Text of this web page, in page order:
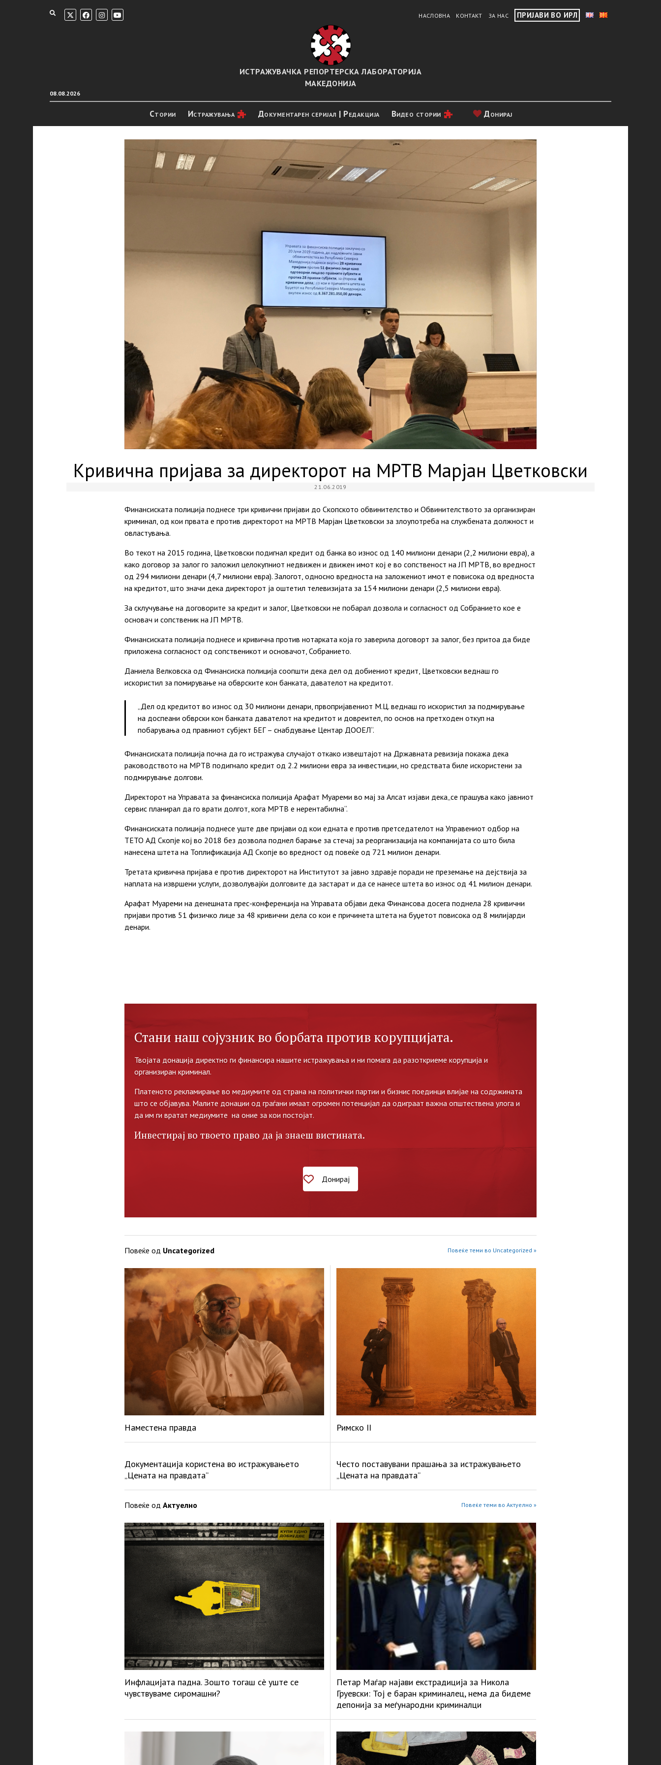
НАСЛОВНА КОНТАКТ ЗА НАС ПРИЈАВИ ВО ИРЛ
08.08.2026
ИСТРАЖУВАЧКА РЕПОРТЕРСКА ЛАБОРАТОРИЈА
МАКЕДОНИЈА
Стории Истражувањa Документарен серијал | Редакција Видео стории Донирај
Кривична пријава за директорот на МРТВ Марјан Цветковски
21.06.2019
Финансиската полиција поднесе три кривични пријави до Скопското обвинителство и Обвинителството за организиран
криминал, од кои првата е против директорот на МРТВ Марјан Цветковски за злоупотреба на службената должност и
овластувања.
Во текот на 2015 година, Цветковски подигнал кредит од банка во износ од 140 милиони денари (2,2 милиони евра), а
како договор за залог го заложил целокупниот недвижен и движен имот кој е во сопственост на ЈП МРТВ, во вредност
од 294 милиони денари (4,7 милиони евра). Залогот, односно вредноста на заложениот имот е повисока од вредноста
на кредитот, што значи дека директорот ја оштетил телевизијата за 154 милиони денари (2,5 милиони евра).
За склучување на договорите за кредит и залог, Цветковски не побарал дозвола и согласност од Собранието кое е
основач и сопственик на ЈП МРТВ.
Финансиската полиција поднесе и кривична против нотарката која го заверила договорт за залог, без притоа да биде
приложена согласност од сопственикот и основачот, Собранието.
Даниела Велковска од Финансиска полиција соопшти дека дел од добиениот кредит, Цветковски веднаш го
искористил за помирување на обврските кон банката, давателот на кредитот.
„Дел од кредитот во износ од 30 милиони денари, првопријавениот М.Ц. веднаш го искористил за подмирување
на доспеани обврски кон банката давателот на кредитот и довреител, по основ на претходен откуп на
побарувања од правниот субјект БЕГ – снабдување Центар ДООЕЛ“.
Финансиската полиција почна да го истражува случајот откако извештајот на Државната ревизија покажа дека
раководството на МРТВ подигнало кредит од 2.2 милиони евра за инвестиции, но средствата биле искористени за
подмирување долгови.
Директорот на Управата за финансиска полиција Арафат Муареми во мај за Алсат изјави дека„се прашува како јавниот
сервис планирал да го врати долгот, кога МРТВ е нерентабилна“.
Финансиската полиција поднесе уште две пријави од кои едната е против претседателот на Управениот одбор на
ТЕТО АД Скопје кој во 2018 без дозвола поднел барање за стечај за реорганизација на компанијата со што била
нанесена штета на Топлификација АД Скопје во вредност од повеќе од 721 милион денари.
Третата кривична пријава е против директорот на Институтот за јавно здравје поради не преземање на дејствија за
наплата на извршени услуги, дозволувајќи долговите да застарат и да се нанесе штета во износ од 41 милион денари.
Арафат Муареми на денешната прес-конференција на Управата објави дека Финансова досега поднела 28 кривични
пријави против 51 физичко лице за 48 кривични дела со кои е причинета штета на буџетот повисока од 8 милијарди
денари.
Стани наш сојузник во борбата против корупцијата.
Твојата донација директно ги финансира нашите истражувања и ни помага да разоткриеме корупција и
организиран криминал.
Платеното рекламирање во медиумите од страна на политички партии и бизнис поединци влијае на содржината
што се објавува. Малите донации од граѓани имаат огромен потенцијал да одиграат важна општествена улога и
да им ги вратат медиумите на оние за кои постојат.
Инвестирај во твоето право да ја знаеш вистината.
Донирај
Повеќе од Uncategorized Повеќе теми во Uncategorized »
Наместена правда Римско II
Документација користена во истражувањето
„Цената на правдата”
Често поставувани прашања за истражувањето
„Цената на правдата”
Повеќе од Актуелно Повеќе теми во Актуелно »
Инфлацијата падна. Зошто тогаш сè уште се
чувствуваме сиромашни?
Петар Маѓар најави екстрадиција за Никола
Груевски: Тој е баран криминалец, нема да бидеме
депонија за меѓународни криминалци